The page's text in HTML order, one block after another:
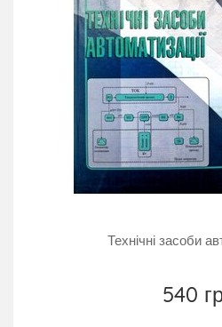
Технічні засоби
540